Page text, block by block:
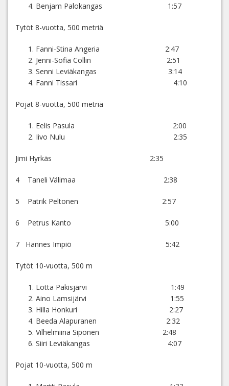
Benjam Palokangas 1:57
Tytöt 8-vuotta, 500 metriä
Fanni-Stina Angeria 2:47
Jenni-Sofia Collin 2:51
Senni Leviäkangas 3:14
Fanni Tissari 4:10
Pojat 8-vuotta, 500 metriä
Eelis Pasula 2:00
Iivo Nulu 2:35
Jimi Hyrkäs 2:35
4 Taneli Välimaa 2:38
5 Patrik Peltonen 2:57
6 Petrus Kanto 5:00
7 Hannes Impiö 5:42
Tytöt 10-vuotta, 500 m
Lotta Pakisjärvi 1:49
Aino Lamsijärvi 1:55
Hilla Honkuri 2:27
Beeda Alapuranen 2:32
Vilhelmiina Siponen 2:48
Siiri Leviäkangas 4:07
Pojat 10-vuotta, 500 m